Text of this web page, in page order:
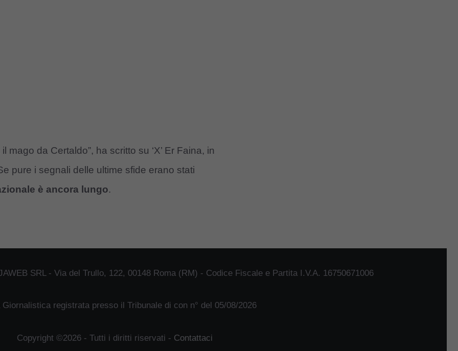
il mago da Certaldo”, ha scritto su ‘X’ Er Faina, in
pure i segnali delle ultime sfide erano stati
è ancora lungo.
SRL - Via del Trullo, 122, 00148 Roma (RM) - Codice Fiscale e Partita I.V.A. 16750671006
Giornalistica registrata presso il Tribunale di con n° del 05/08/2026
Copyright ©2026 - Tutti i diritti riservati - Contattaci